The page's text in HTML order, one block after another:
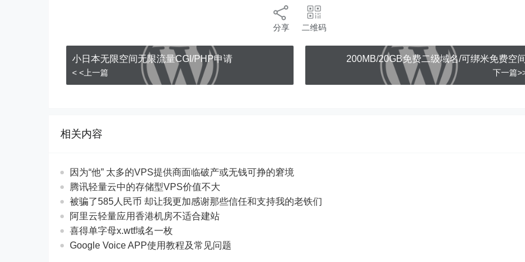
分享 二维码
小日本无限空间无限流量CGI/PHP申请
< <上一篇
200MB/20GB免费二级域名/可绑米免费空
下一篇
相关内容
因为“他” 太多的VPS提供商面临破产或无钱可挣的窘境
腾讯轻量云中的存储型VPS价值不大
被骗了585人民币 却让我更加感谢那些信任和支持我的老铁们
阿里云轻量应用香港机房不适合建站
喜得单字母x.wtf域名一枚
Google Voice APP使用教程及常见问题